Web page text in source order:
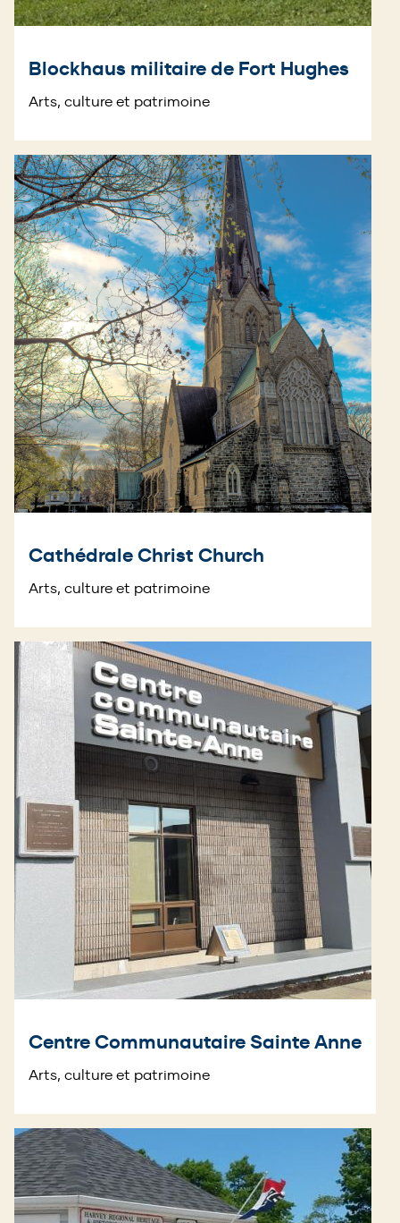
Blockhaus militaire de Fort Hughes
Arts, culture et patrimoine
Cathédrale Christ Church
Arts, culture et patrimoine
Centre Communautaire Sainte Anne
Arts, culture et patrimoine